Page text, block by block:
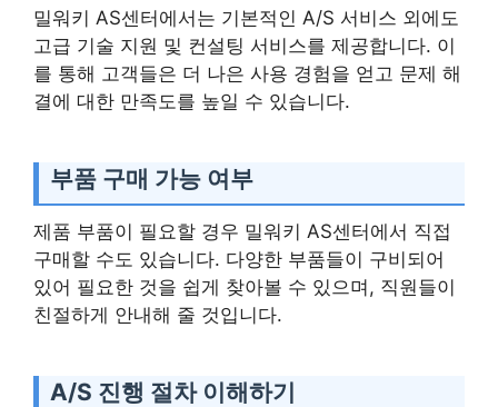
밀워키 AS센터에서는 기본적인 A/S 서비스 외에도
고급 기술 지원 및 컨설팅 서비스를 제공합니다. 이
를 통해 고객들은 더 나은 사용 경험을 얻고 문제 해
결에 대한 만족도를 높일 수 있습니다.
부품 구매 가능 여부
제품 부품이 필요할 경우 밀워키 AS센터에서 직접
구매할 수도 있습니다. 다양한 부품들이 구비되어
있어 필요한 것을 쉽게 찾아볼 수 있으며, 직원들이
친절하게 안내해 줄 것입니다.
A/S 진행 절차 이해하기